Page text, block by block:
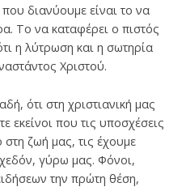
διανύουμε είναι το να
Το να καταφέρει ο πιστός
η λύτρωση και η σωτηρία
Χριστού.
ότι στη χριστιανική μας
εκείνοι που τις υποσχέσεις
ζωή μας, τις έχουμε
γύρω μας. Φόνοι,
την πρώτη θέση,